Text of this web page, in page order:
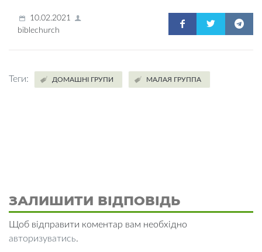
10.02.2021
biblechurch
Теги: ДОМАШНІ ГРУПИ МАЛАЯ ГРУППА
ЗАЛИШИТИ ВІДПОВІДЬ
Щоб відправити коментар вам необхідно
авторизуватись.